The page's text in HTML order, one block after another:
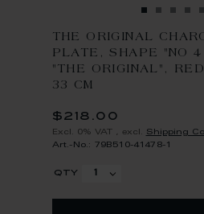
THE ORIGINAL
PLATE, SHAPE "NO
"THE ORIGINAL",
33 CM
$218.00
Excl. 0% VAT excl. Shipping
Art.-No.: 79B510-41478-1
qty